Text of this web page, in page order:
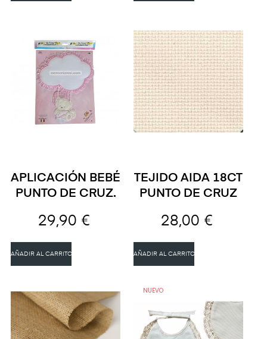
APLICACIÓN BEBÉ
PUNTO DE CRUZ.
29,90 €
AÑADIR AL CARRITO
TEJIDO AIDA 18CT
PUNTO DE CRUZ
28,00 €
AÑADIR AL CARRITO
NUEVO